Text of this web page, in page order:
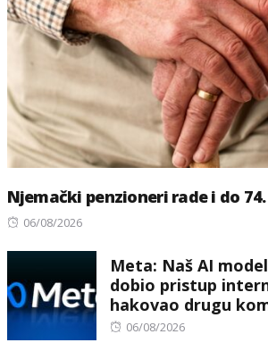
Njemački penzioneri rade i do
Posted
06/08/2026
Meta: Naš AI
dobio pristup
hakovao drugu
Posted
06/08/2026